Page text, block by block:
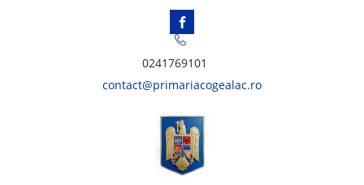
0241769101
contact@primariacogealac.ro